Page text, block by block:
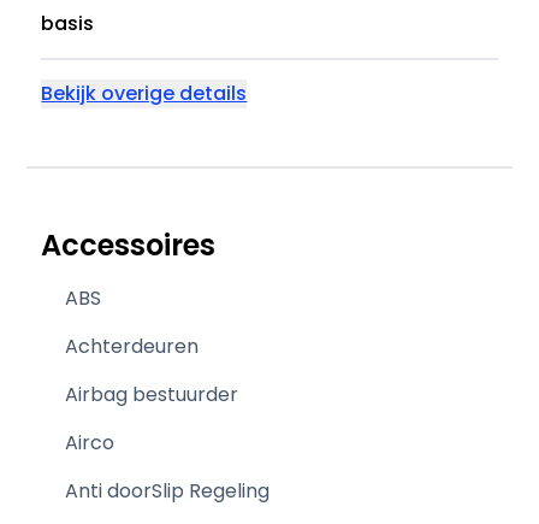
basis
Bekijk overige details
Accessoires
ABS
Achterdeuren
Airbag bestuurder
Airco
Anti doorSlip Regeling